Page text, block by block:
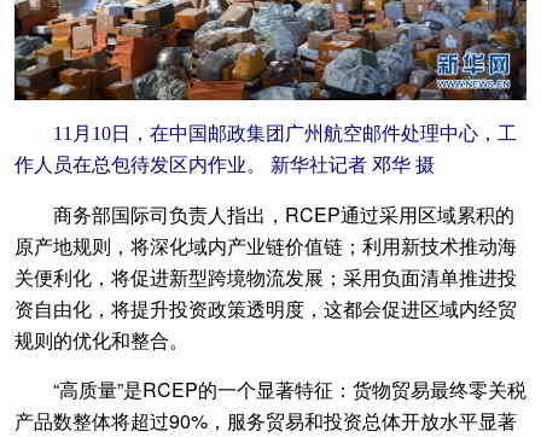
11月10日，在中国邮政集团广州航空邮件处理中心，工
作人员在总包待发区内作业。 新华社记者 邓华 摄
商务部国际司负责人指出，RCEP通过采用区域累积的
原产地规则，将深化域内产业链价值链；利用新技术推动海
关便利化，将促进新型跨境物流发展；采用负面清单推进投
资自由化，将提升投资政策透明度，这都会促进区域内经贸
规则的优化和整合。
“高质量”是RCEP的一个显著特征：货物贸易最终零关税
产品数整体将超过90%，服务贸易和投资总体开放水平显著